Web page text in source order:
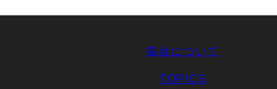
協会について
TOPICS